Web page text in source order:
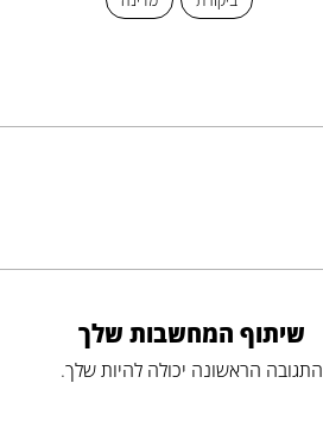
שיתוף המחשבות שלך
התגובה הראשונה יכולה להיות שלך.